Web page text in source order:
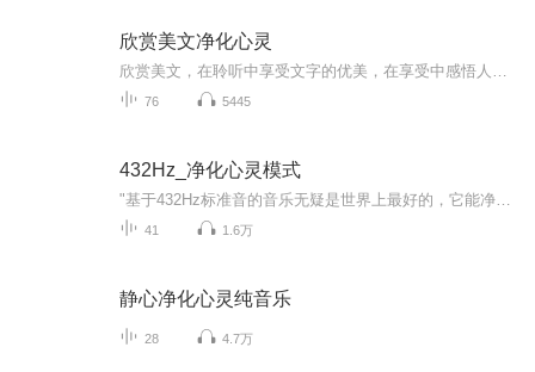
欣赏美文净化心灵
76 5445
432Hz_净化心灵模式
41 1.6万
静心净化心灵纯音乐
28 4.7万